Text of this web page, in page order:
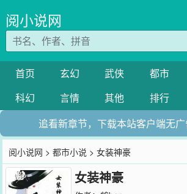
阅小说网
首页 玄幻 武侠 都市
科幻
言情 其他 排行
追看新章节，下载本站客户端无
阅小说网 >都市小说 > 女装神豪
女装神豪